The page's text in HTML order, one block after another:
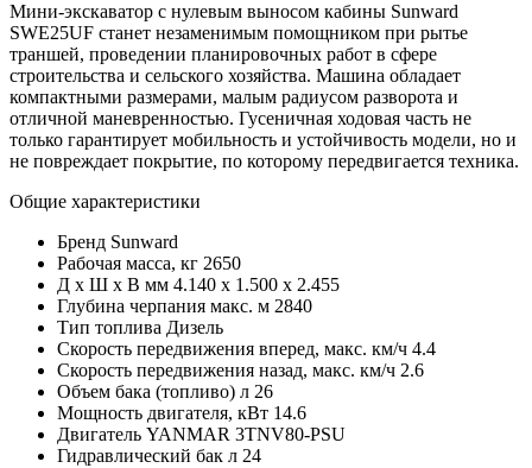
Мини-экскаватор с нулевым выносом кабины Sunward
SWE25UF станет незаменимым помощником при рытье
траншей, проведении планировочных работ в сфере
строительства и сельского хозяйства. Машина обладает
компактными размерами, малым радиусом разворота и
отличной маневренностью. Гусеничная ходовая часть не
только гарантирует мобильность и устойчивость модели, но и
не повреждает покрытие, по которому передвигается техника.
Общие характеристики
Бренд Sunward
Рабочая масса, кг 2650
Д x Ш x В мм 4.140 х 1.500 х 2.455
Глубина черпания макс. м 2840
Тип топлива Дизель
Скорость передвижения вперед, макс. км/ч 4.4
Скорость передвижения назад, макс. км/ч 2.6
Объем бака (топливо) л 26
Мощность двигателя, кВт 14.6
Двигатель YANMAR 3TNV80-PSU
Гидравлический бак л 24